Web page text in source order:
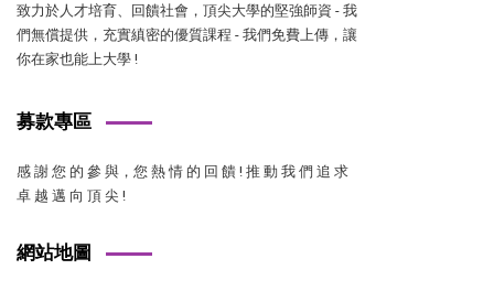
致力於人才培育、回饋社會，頂尖大學的堅強師資 - 我
們無償提供，充實縝密的優質課程 - 我們免費上傳，讓
你在家也能上大學 !
募款專區
感 謝 您 的 參 與，您 熱 情 的 回 饋 ! 推 動 我 們 追 求
卓 越 邁 向 頂 尖 !
網站地圖